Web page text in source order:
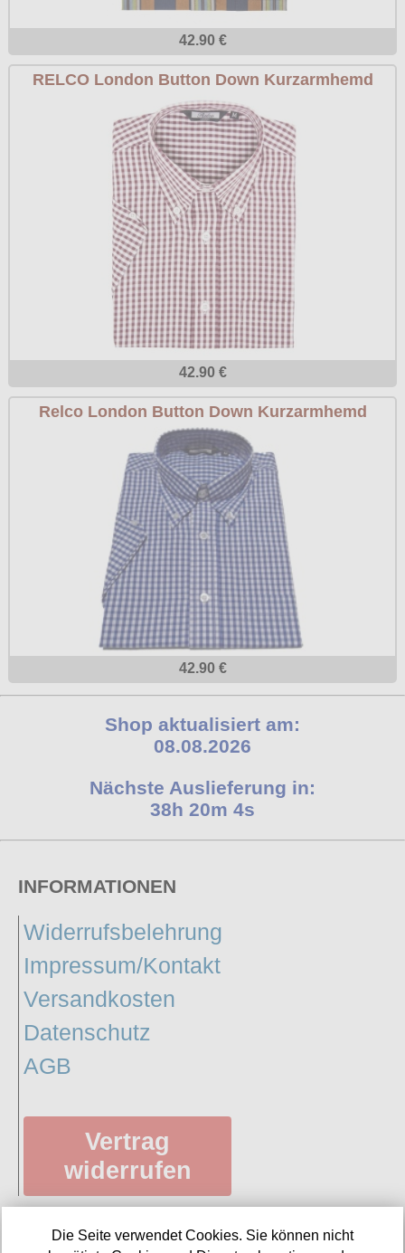
42.90 €
RELCO London Button Down Kurzarmhemd
42.90 €
Relco London Button Down Kurzarmhemd
42.90 €
Shop aktualisiert am:
08.08.2026
Nächste Auslieferung in:
38h 20m 3s
INFORMATIONEN
Widerrufsbelehrung
Impressum/Kontakt
Versandkosten
Datenschutz
AGB
Vertrag
widerrufen
Die Seite verwendet Cookies. Sie können nicht